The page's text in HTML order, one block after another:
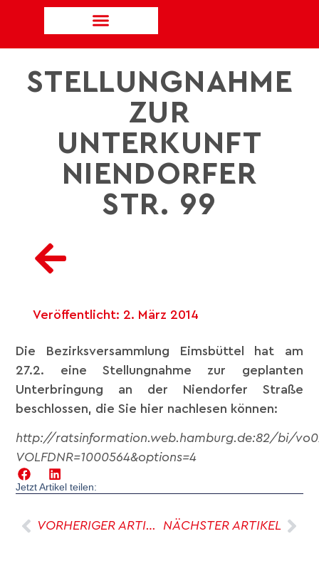
STELLUNGNAHME
ZUR
UNTERKUNFT
NIENDORFER
STR. 99
Veröffentlicht: 2. März 2014
Die Bezirksversammlung Eimsbüttel hat am
27.2. eine Stellungnahme zur geplanten
Unterbringung an der Niendorfer Straße
beschlossen, die Sie hier nachlesen können:
http://ratsinformation.web.hamburg.de:82/bi/
VOLFDNR=1000564&options=4
Jetzt Artikel teilen:
VORHERIGER ARTIKEL NÄCHSTER ARTIKEL